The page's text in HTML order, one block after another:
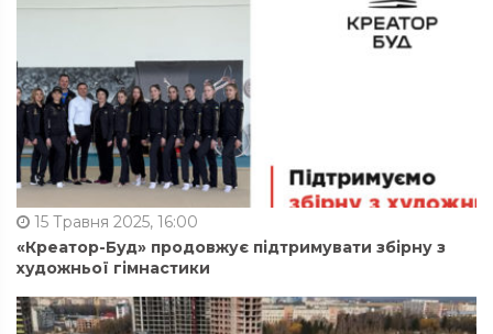
15 Травня 2025, 16:00
«Креатор-Буд» продовжує підтримувати збірну з
художньої гімнастики